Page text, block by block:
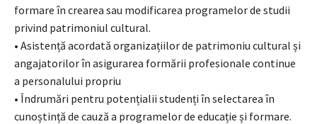
formare în crearea sau modificarea programelor de studii
privind patrimoniul cultural.
• Asistență acordată organizațiilor de patrimoniu cultural și
angajatorilor în asigurarea formării profesionale continue
a personalului propriu
• Îndrumări pentru potențialii studenți în selectarea în
cunoștință de cauză a programelor de educație și formare.